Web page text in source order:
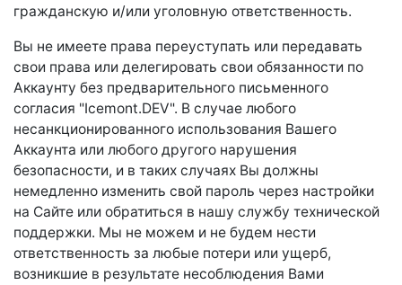
гражданскую и/или уголовную ответственность.
Вы не имеете права переуступать или передавать
свои права или делегировать свои обязанности по
Аккаунту без предварительного письменного
согласия "Icemont.DEV". В случае любого
несанкционированного использования Вашего
Аккаунта или любого другого нарушения
безопасности, и в таких случаях Вы должны
немедленно изменить свой пароль через настройки
на Сайте или обратиться в нашу службу технической
поддержки. Мы не можем и не будем нести
ответственность за любые потери или ущерб,
возникшие в результате несоблюдения Вами